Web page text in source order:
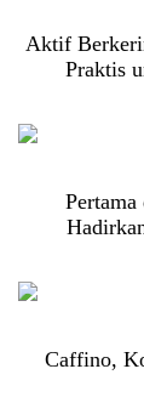
Aktif
Praktis
Caffino,